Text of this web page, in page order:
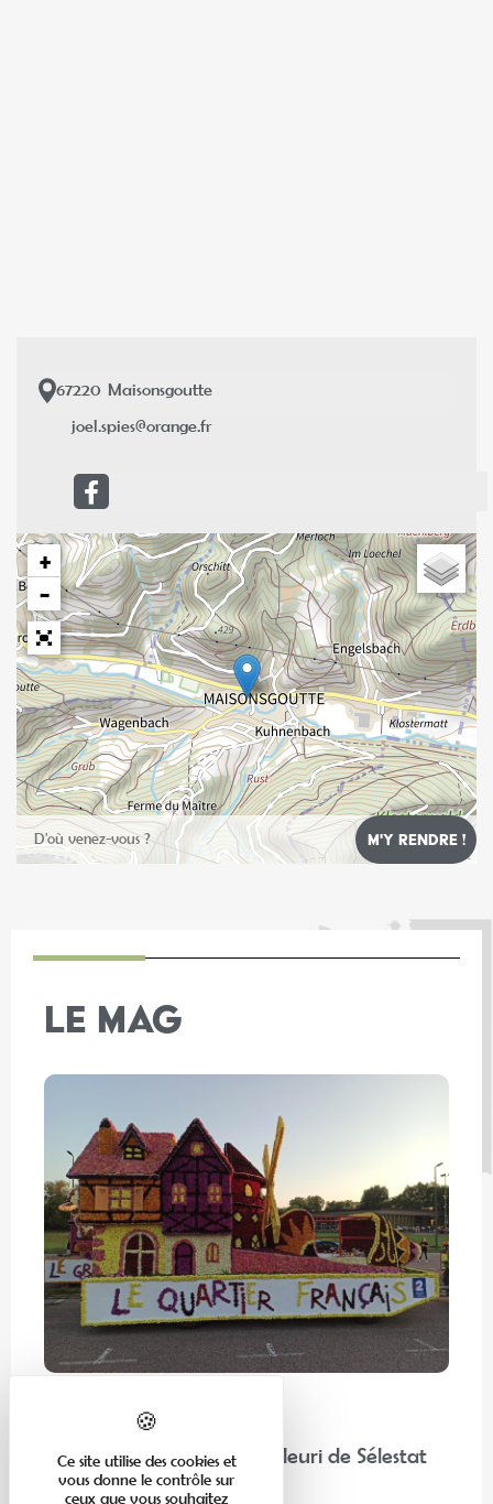
67220 Maisonsgoutte
joel.spies@orange.fr
+
−
Leaflet
LE MAG
En famille
“Chez nos voisins” : Corso Fleuri de Sélestat
Ce site utilise des cookies et
vous donne le contrôle sur
ceux que vous souhaitez